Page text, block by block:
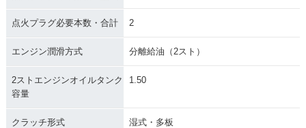
点火プラグ必要本数・合計 2
エンジン潤滑方式 分離給油（2スト）
2ストエンジンオイルタンク
容量
1.50
クラッチ形式 湿式・多板